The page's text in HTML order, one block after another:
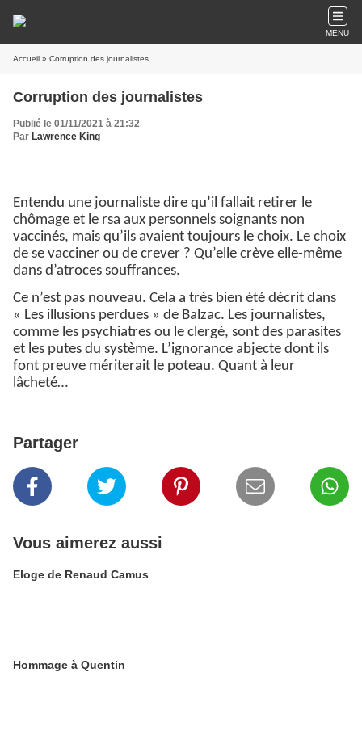
MENU
Accueil » Corruption des journalistes
Corruption des journalistes
Publié le 01/11/2021 à 21:32
Par Lawrence King
Entendu une journaliste dire qu’il fallait retirer le
chômage et le rsa aux personnels soignants non
vaccinés, mais qu’ils avaient toujours le choix. Le choix
de se vacciner ou de crever ? Qu’elle crève elle-même
dans d’atroces souffrances.
Ce n’est pas nouveau. Cela a très bien été décrit dans
« Les illusions perdues » de Balzac. Les journalistes,
comme les psychiatres ou le clergé, sont des parasites
et les putes du système. L’ignorance abjecte dont ils
font preuve mériterait le poteau. Quant à leur
lâcheté…
Partager
Vous aimerez aussi
Eloge de Renaud Camus
Hommage à Quentin